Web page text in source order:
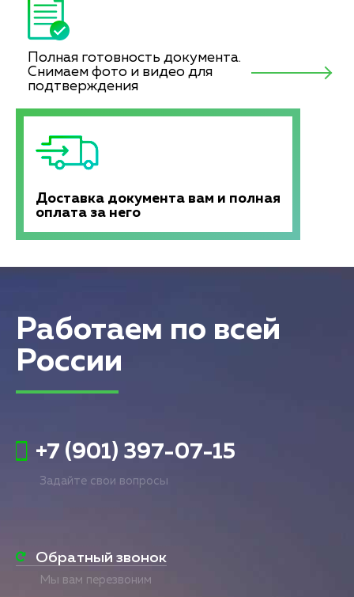
Полная готовность документа.
Снимаем фото и видео для
подтверждения
Доставка документа вам и полная
оплата за него
Работаем по всей
России
+7 (901) 397-07-15
Задайте свои вопросы
Обратный звонок
Мы вам перезвоним